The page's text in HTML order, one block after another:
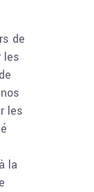
de
les
les
la